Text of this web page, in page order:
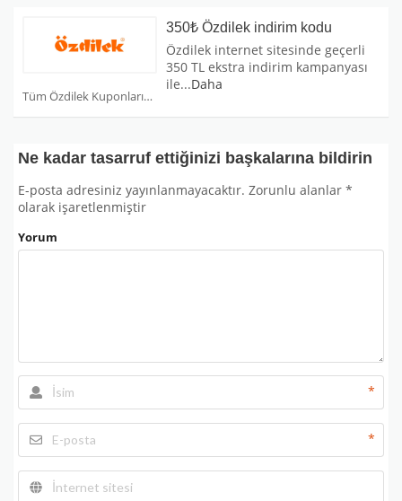
Tüm Özdilek Kuponları
350₺ Özdilek indirim kodu
Özdilek internet sitesinde geçerli
350 TL ekstra indirim kampanyası
ile...Daha
Ne kadar tasarruf ettiğinizi başkalarına bildirin
E-posta adresiniz yayınlanmayacaktır. Zorunlu alanlar *
olarak işaretlenmiştir
Yorum
*
*